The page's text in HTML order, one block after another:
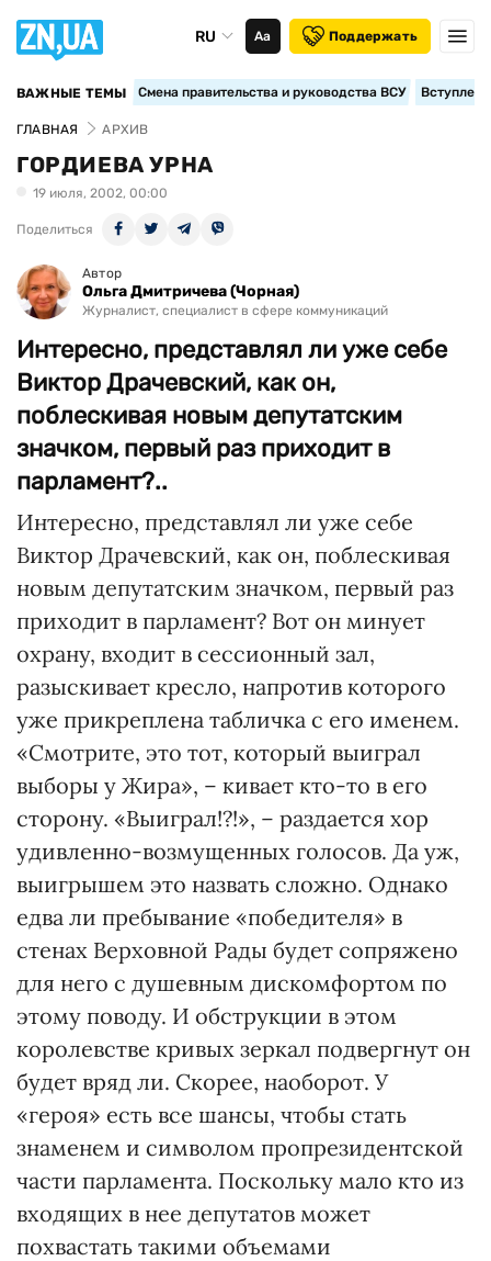
RU Аа Поддержать
ВАЖНЫЕ ТЕМЫ Смена правительства и руководства ВСУ
ГЛАВНАЯ АРХИВ
ГОРДИЕВА УРНА
19 июля, 2002, 00:00
Поделиться
Автор
Ольга Дмитричева (Чорная)
Журналист, специалист в сфере коммуникаций
Интересно, представлял ли уже себе
Виктор Драчевский, как он,
поблескивая новым депутатским
значком, первый раз приходит в
парламент?..
Интересно, представлял ли уже себе
Виктор Драчевский, как он, поблескивая
новым депутатским значком, первый раз
приходит в парламент? Вот он минует
охрану, входит в сессионный зал,
разыскивает кресло, напротив которого
уже прикреплена табличка с его именем.
«Смотрите, это тот, который выиграл
выборы у Жира», – кивает кто-то в его
сторону. «Выиграл!?!», – раздается хор
удивленно-возмущенных голосов. Да уж,
выигрышем это назвать сложно. Однако
едва ли пребывание «победителя» в
стенах Верховной Рады будет сопряжено
для него с душевным дискомфортом по
этому поводу. И обструкции в этом
королевстве кривых зеркал подвергнут он
будет вряд ли. Скорее, наоборот. У
«героя» есть все шансы, чтобы стать
знаменем и символом пропрезидентской
части парламента. Поскольку мало кто из
входящих в нее депутатов может
похвастать такими объемами